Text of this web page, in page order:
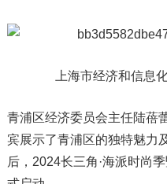
上海市经济和信息
青浦区经济委员会主任陆蓓
宾展示了青浦区的独特魅力
后，2024长三角·海派时尚